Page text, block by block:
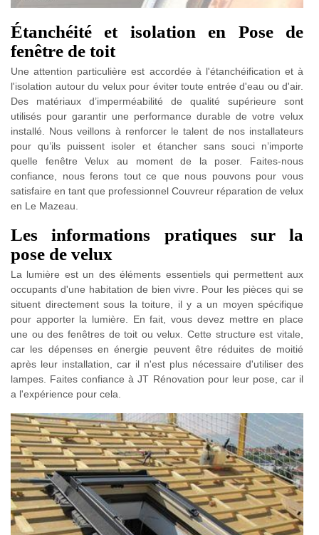
Étanchéité et isolation en Pose de
fenêtre de toit
Une attention particulière est accordée à l'étanchéification et à
l'isolation autour du velux pour éviter toute entrée d'eau ou d'air.
Des matériaux d’imperméabilité de qualité supérieure sont
utilisés pour garantir une performance durable de votre velux
installé. Nous veillons à renforcer le talent de nos installateurs
pour qu’ils puissent isoler et étancher sans souci n’importe
quelle fenêtre Velux au moment de la poser. Faites-nous
confiance, nous ferons tout ce que nous pouvons pour vous
satisfaire en tant que professionnel Couvreur réparation de velux
en Le Mazeau.
Les informations pratiques sur la
pose de velux
La lumière est un des éléments essentiels qui permettent aux
occupants d'une habitation de bien vivre. Pour les pièces qui se
situent directement sous la toiture, il y a un moyen spécifique
pour apporter la lumière. En fait, vous devez mettre en place
une ou des fenêtres de toit ou velux. Cette structure est vitale,
car les dépenses en énergie peuvent être réduites de moitié
après leur installation, car il n'est plus nécessaire d'utiliser des
lampes. Faites confiance à JT Rénovation pour leur pose, car il
a l'expérience pour cela.